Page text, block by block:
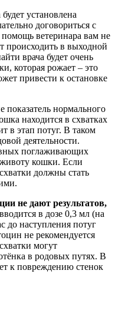
установлена
договориться с
ветеринара вам не
происходить в выходной
врача будет очень
которая рожает – это
привести к остановке
показатель нормального
находится в схватках
в этап потуг. В таком
деятельности.
поглаживающих
кошки. Если
должны стать
не дают результатов,
в дозе 0,3 мл (на
до наступления потуг
не рекомендуется
могут
в родовых путях. В
к повреждению стенок